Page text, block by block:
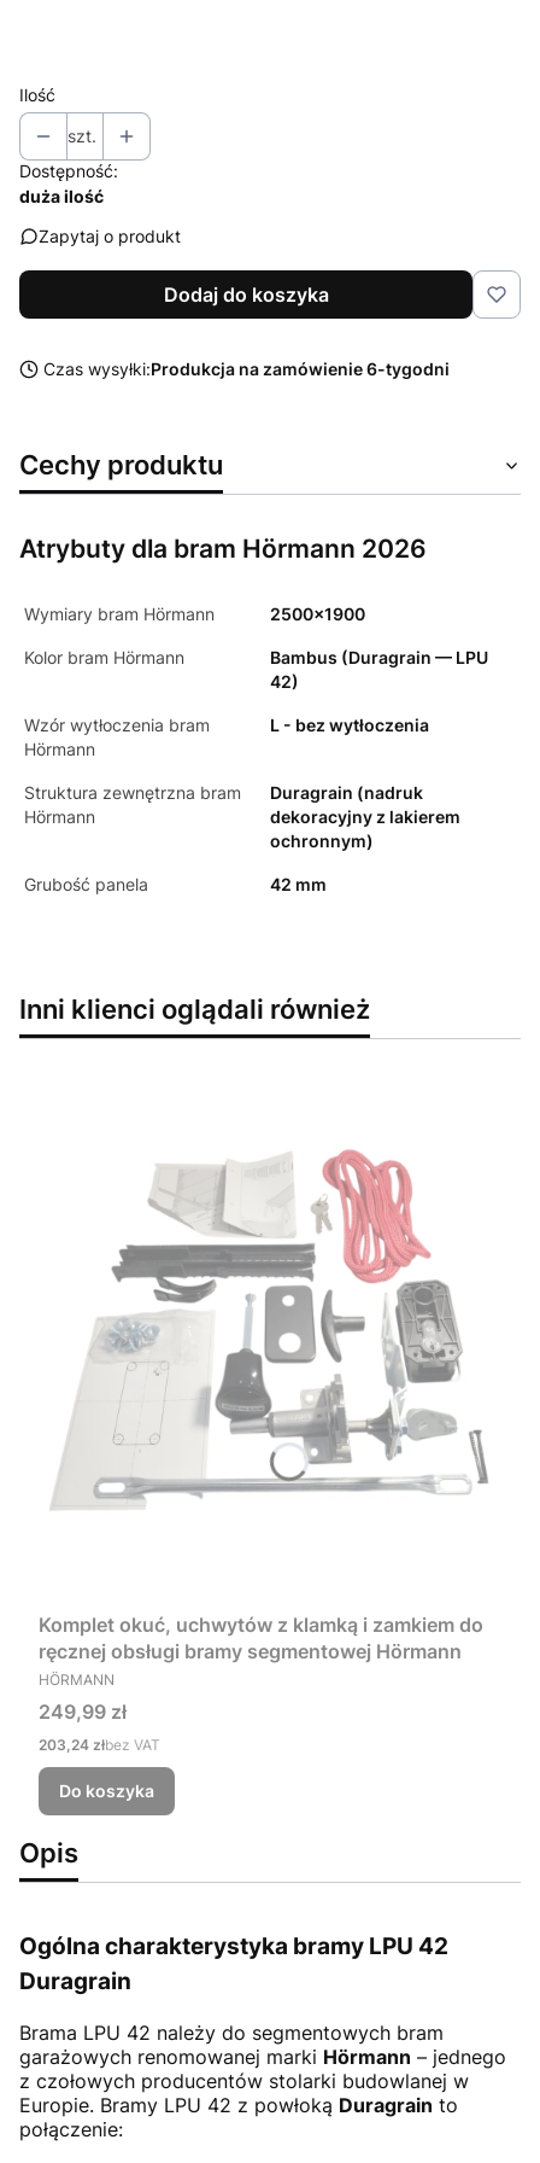
Ilość
szt.
Dostępność:
duża ilość
Zapytaj o produkt
Dodaj do koszyka
Czas wysyłki:Produkcja na zamówienie 6-tygodni
Cechy produktu
Atrybuty dla bram Hörmann 2026
Wymiary bram Hörmann 2500x1900
Kolor bram Hörmann
Bambus (Duragrain — LPU
42)
Wzór wytłoczenia bram
Hörmann
L - bez wytłoczenia
Struktura zewnętrzna bram
Hörmann
Duragrain (nadruk
dekoracyjny z lakierem
ochronnym)
Grubość panela 42 mm
Inni klienci oglądali również
Komplet okuć, uchwytów z klamką i zamkiem do
ręcznej obsługi bramy segmentowej Hörmann
PRODUCENT
HÖRMANN
Cena
249,99 zł
Cena
203,24 złbez VAT
Do koszyka
Opis
Ogólna charakterystyka bramy LPU 42
Duragrain
Brama LPU 42 należy do segmentowych bram
garażowych renomowanej marki Hörmann – jednego
z czołowych producentów stolarki budowlanej w
Europie. Bramy LPU 42 z powłoką Duragrain to
połączenie: